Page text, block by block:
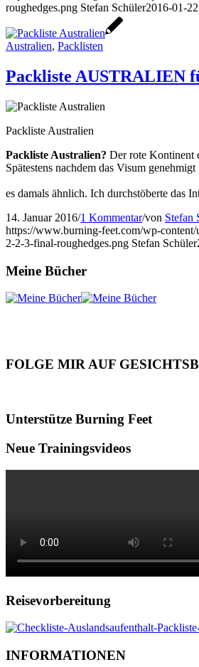
roughedges.png Stefan Schüler2016-01-
Australien, Packlisten
Packliste AUSTRALIEN
Packliste Australien
Packliste Australien? Der rote Kontinent
Spätestens nachdem das Visum
es damals ähnlich. Ich durchstöberte
14. Januar 2016/1 Kommentar/von Stefan
https://www.burning-feet.com/wp-
2-2-3-final-roughedges.png Stefan Schüler
Meine Bücher
FOLGE MIR AUF
Unterstütze Burning Feet
Neue Trainingsvideos
Reisevorbereitung
INFORMATIONEN